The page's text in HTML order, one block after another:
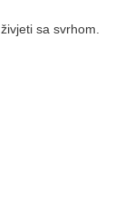
sa svrhom.